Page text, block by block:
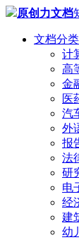
原创力文档
文档分类
计
高
金
医
汽
外
报
法
研
电
经
建
幼